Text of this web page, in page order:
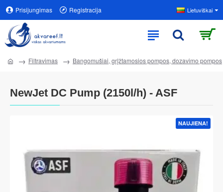
Prisijungimas Registracija Lietuviškai
Filtravimas Bangomušiai, grįžtamosios pompos, dozavimo pompos
NewJet DC Pump (2150l/h) - ASF
NAUJIENA!